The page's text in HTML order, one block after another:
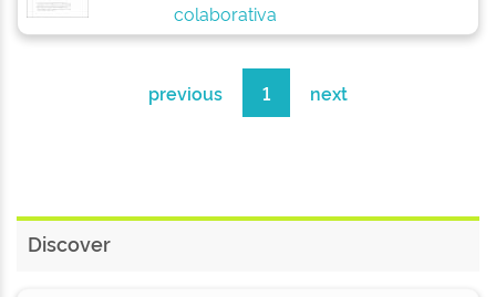
colaborativa
previous 1 next
Discover